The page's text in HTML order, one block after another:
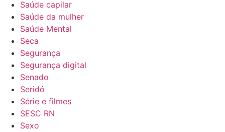
Saúde capilar
Saúde da mulher
Saúde Mental
Seca
Segurança
Segurança digital
Senado
Seridó
Série e filmes
SESC RN
Sexo